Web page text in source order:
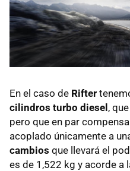
En el caso de Rifter
cilindros turbo diesel,
pero que en par
acoplado únicamente a
cambios que llevará el
es de 1,522 kg y acorde a